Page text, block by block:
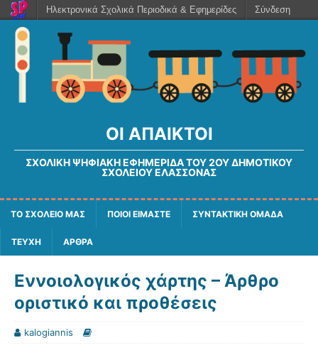
ΟΙ ΆΠΑΙΚΤΟΙ
ΣΧΟΛΙΚΉ ΨΗΦΙΑΚΉ ΕΦΗΜΕΡΊΔΑ ΤΟΥ 2ΟΥ ΔΗΜΟΤΙΚΟΎ
ΣΧΟΛΕΊΟΥ ΕΛΑΣΣΌΝΑΣ
ΤΟ ΣΧΟΛΕΙΟ ΜΑΣ ΠΟΙΟΙ ΕΙΜΑΣΤΕ ΣΥΝΤΑΚΤΙΚΗ ΟΜΑΔΑ
ΤΕΥΧΗ ΑΡΘΡΑ
Εννοιολογικός χάρτης – Άρθρο
οριστικό και προθέσεις
kalogiannis
Ηλεκτρονικά Σχολικά Περιοδικά & Εφημερίδες Σύνδεση